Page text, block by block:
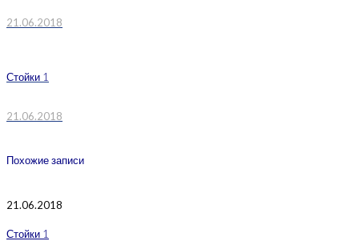
21.06.2018
Стойки 1
21.06.2018
Похожие записи
21.06.2018
Стойки 1